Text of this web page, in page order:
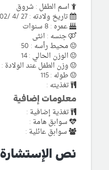
اسم الطفل : شروق
تاريخ ولادته : 27 /4 /2002
عمره : 8 سنوات
جنسه : انثى
محيط رأسه : 50
الوزن الحالي : 14
وزن الطفل عند الولادة :
طوله : 115
تغذيته :
معلومات إضافية
تغذية إضافية :
سوابق هامة :
سوابق عائلية :
نص الإستشارة